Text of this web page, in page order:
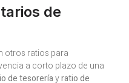
de
otros ratios para
a corto plazo de una
de tesoreríayratio de